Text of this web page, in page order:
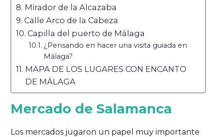
Mirador de la Alcazaba
Calle Arco de la Cabeza
Capilla del puerto de Málaga
¿Pensando en hacer una visita guiada en
Málaga?
MAPA DE LOS LUGARES CON ENCANTO
DE MÁLAGA
Mercado de Salamanca
Los mercados jugaron un papel muy importante